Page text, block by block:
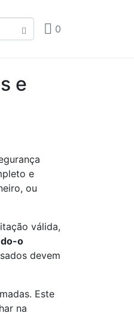
0
e
e
ou
válida,
o
devem
Este
na